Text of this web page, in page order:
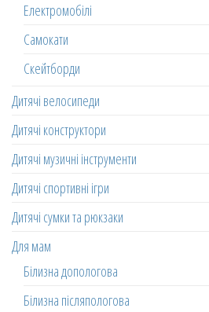
Електромобілі
Самокати
Скейтборди
Дитячі велосипеди
Дитячі конструктори
Дитячі музичні інструменти
Дитячі спортивні ігри
Дитячі сумки та рюкзаки
Для мам
Білизна допологова
Білизна післяпологова